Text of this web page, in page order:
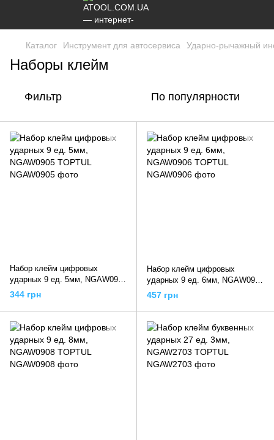
Каталог Инструмент для автосервиса Ударно-рычажный
Наборы клейм
Фильтр По популярности
Набор клейм цифровых
ударных 9 ед. 5мм, NGAW0905
TOPTUL
344 грн
Набор клейм цифровых
ударных 9 ед. 6мм, NGAW0906
TOPTUL
457 грн